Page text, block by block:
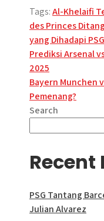
Tags:Al-Khelaifi
des Princes
yang Dihadapi PSG
Post
Prediksi Arsenal
2025
Bayern Munchen
Pemenang?
Search
Recent
PSG Tantang
Julian Alvarez